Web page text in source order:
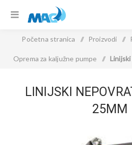
Početna stranica / Proizvodi /
Oprema za kaljužne pumpe /
LINIJSKI
25MM